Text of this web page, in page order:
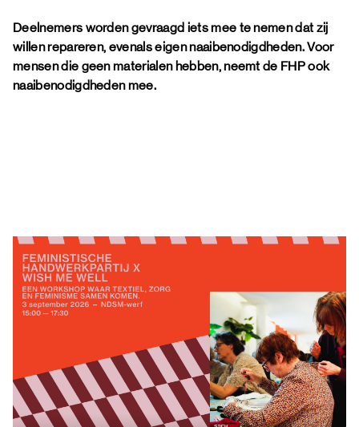
Deelnemers worden gevraagd iets mee te nemen dat zij
willen repareren, evenals eigen naaibenodigdheden. Voor
mensen die geen materialen hebben, neemt de FHP ook
naaibenodigdheden mee.